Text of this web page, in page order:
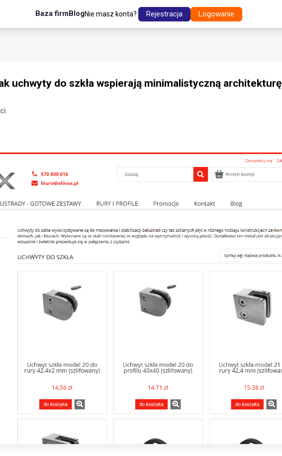
Baza firmBlogNie masz konta? Rejestracja Logowanie
uchwyty do szkła wspierają minimalistyczną architekturę